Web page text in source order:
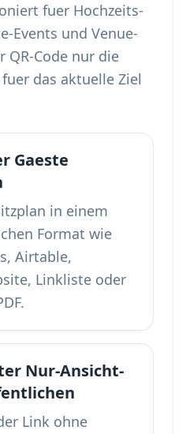
fuer Hochzeits-
Events und Venue-
QR-Code nur die
das aktuelle Ziel
Gaeste
in einem
Format wie
Airtable,
Linkliste oder
Nur-Ansicht-
Link ohne